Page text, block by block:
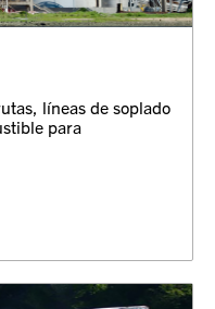
líneas de soplado
para